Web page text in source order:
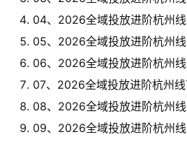
04、2026全域投放进阶杭州
05、2026全域投放进阶杭州
06、2026全域投放进阶杭州
07、2026全域投放进阶杭州
08、2026全域投放进阶杭州
09、2026全域投放进阶杭州